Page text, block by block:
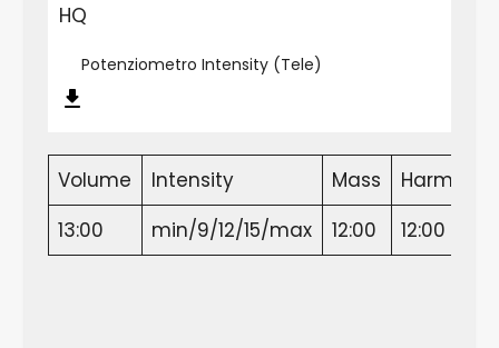
HQ
Potenziometro Intensity (Tele)
Volume Intensity Mass
13:00
min/9/12/15/max 12:00 12:00